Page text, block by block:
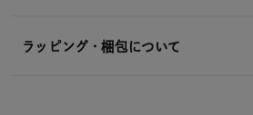
ラッピング・梱包について